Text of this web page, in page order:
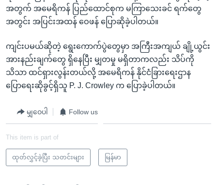
အတွက် အမေရိကန် ပြည်ထောင်စုက မကြာသေးခင် ရက်တွေ
အတွင်း အပြင်းအထန် ဝေဖန် ပြောဆိုခဲ့ပါတယ်။
ကျင်းပမယ်ဆိုတဲ့ ရွေးကောက်ပွဲတွေမှာ အကြီးအကျယ် ချို့ယွင်း
အားနည်းချက်တွေ ရှိနေပြီး မျှတမှု မရှိတာကလည်း သိပ်ကို
သိသာ ထင်ရှားလွန်းတယ်လို့ အမေရိကန် နိုင်ငံခြားရေးဌာန
ပြောရေးဆိုခွင့်ရှိသူ P. J. Crowley က ပြောခဲ့ပါတယ်။
မျှဝေပါ Follow us
This item is part of
ထုတ်လွှင့်ခဲ့ပြီး သတင်းများ မြန်မာ